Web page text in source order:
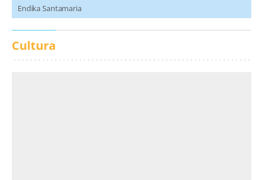
Endika Santamaria
Cultura